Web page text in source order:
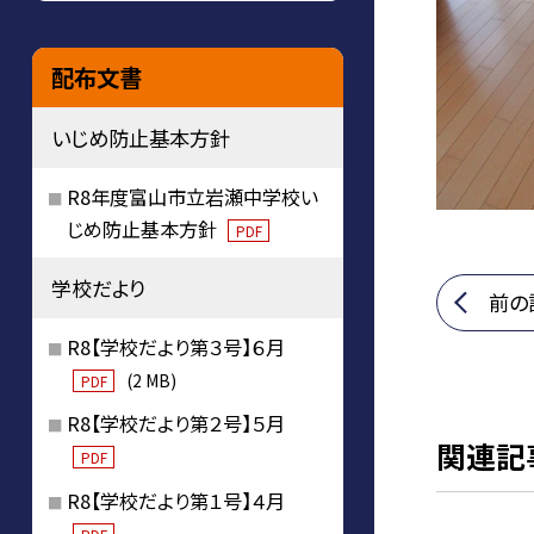
前
関連
配布文書
いじめ防止基本方針
R8年度富山市立岩瀬中学校い
じめ防止基本方針
PDF
学校だより
R8【学校だより第３号】６月
PDF (2 MB)
R8【学校だより第２号】５月
PDF
R8【学校だより第１号】４月